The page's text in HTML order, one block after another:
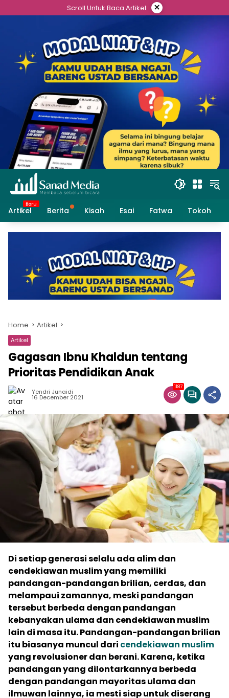
to
Scroll Untuk Baca Artikel ×
Artikel Berita Kisah Esai Fatwa Tokoh
Home Artikel
Artikel
Gagasan Ibnu Khaldun tentang
Prioritas Pendidikan Anak
Yendri Junaidi
16 December 2021
1187
Di setiap generasi selalu ada alim dan
cendekiawan muslim yang memiliki
pandangan-pandangan brilian, cerdas, dan
melampaui zamannya, meski pandangan
tersebut berbeda dengan pandangan
kebanyakan ulama dan cendekiawan muslim
lain di masa itu. Pandangan-pandangan brilian
itu biasanya muncul dari cendekiawan muslim
yang revolusioner dan berani. Karena, ketika
pandangan yang dilontarkannya berbeda
dengan pandangan mayoritas ulama dan
ilmuwan lainnya, ia mesti siap untuk diserang